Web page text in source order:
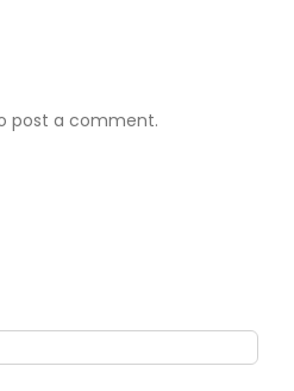
post a comment.